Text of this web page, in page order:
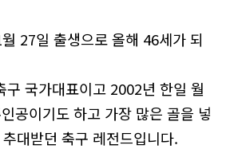
27일 출생으로 올해 46세가 되
구 국가대표이고 2002년 한일 월
공이기도 하고 가장 많은 골을 넣
대받던 축구 레전드입니다.